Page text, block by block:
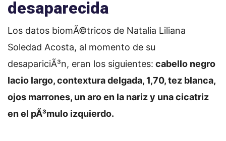
desaparecida
Los datos biomÃ©tricos de Natalia Liliana
Soledad Acosta, al momento de su
desapariciÃ³n, eran los siguientes: cabello negro
lacio largo, contextura delgada, 1,70, tez blanca,
ojos marrones, un aro en la nariz y una cicatriz
en el pÃ³mulo izquierdo.